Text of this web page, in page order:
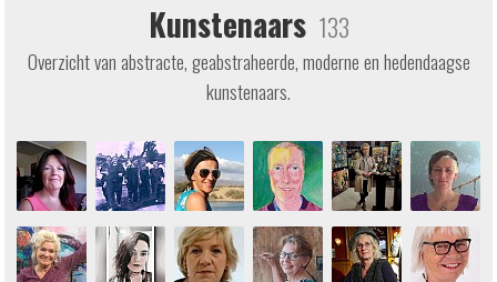
Kunstenaars 133
Overzicht van abstracte, geabstraheerde, moderne en hedendaagse
kunstenaars.